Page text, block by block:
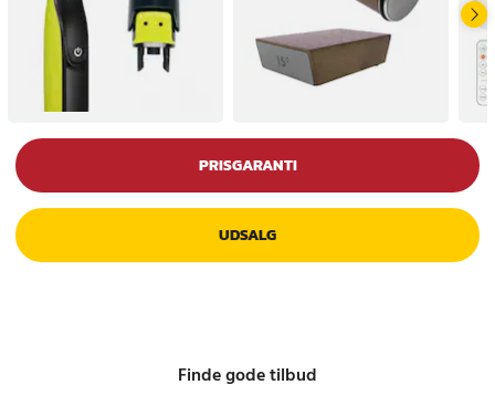
PRISGARANTI
UDSALG
Finde gode tilbud